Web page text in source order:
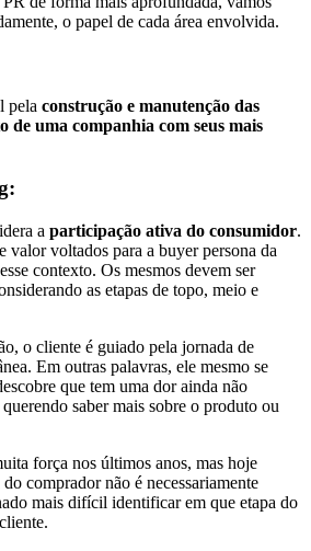
o papel de cada área envolvida.
pela construção e manutenção das
de uma companhia com seus mais
:
a participação ativa do consumidor.
valor voltados para a buyer persona da
contexto. Os mesmos devem ser
as etapas de topo, meio e
o cliente é guiado pela jornada de
Em outras palavras, ele mesmo se
que tem uma dor ainda não
saber mais sobre o produto ou
força nos últimos anos, mas hoje
comprador não é necessariamente
mais difícil identificar em que etapa do